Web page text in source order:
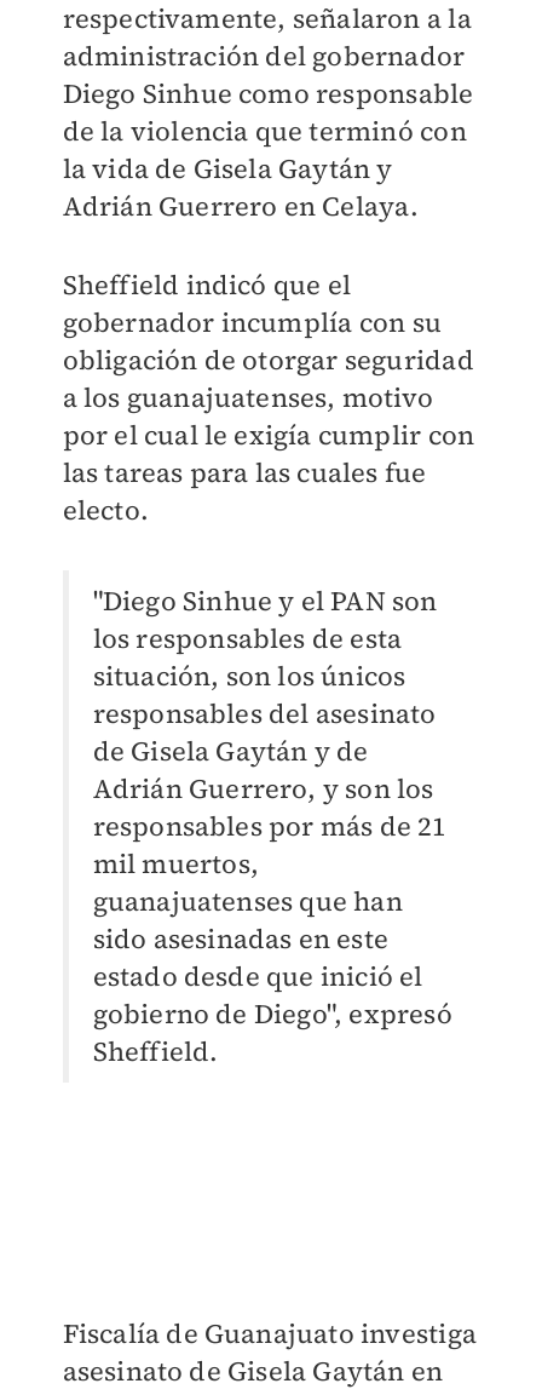
respectivamente, señalaron a la
administración del gobernador
Diego Sinhue como responsable
de la violencia que terminó con
la vida de Gisela Gaytán y
Adrián Guerrero en Celaya.
Sheffield indicó que el
gobernador incumplía con su
obligación de otorgar seguridad
a los guanajuatenses, motivo
por el cual le exigía cumplir con
las tareas para las cuales fue
electo.
"Diego Sinhue y el PAN son
los responsables de esta
situación, son los únicos
responsables del asesinato
de Gisela Gaytán y de
Adrián Guerrero, y son los
responsables por más de 21
mil muertos,
guanajuatenses que han
sido asesinadas en este
estado desde que inició el
gobierno de Diego", expresó
Sheffield.
Fiscalía de Guanajuato investiga
asesinato de Gisela Gaytán en